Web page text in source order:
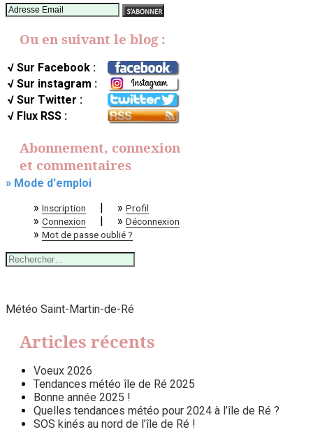
Ou en suivant le blog :
√ Sur Facebook :
√ Sur instagram :
√ Sur Twitter :
√ Flux RSS :
Abonnement, connexion
et commentaires
» Mode d'emploi
» Inscription | » Profil
» Connexion | » Déconnexion
» Mot de passe oublié ?
Rechercher :
Météo Saint-Martin-de-Ré
Articles récents
Voeux 2026
Tendances météo île de Ré 2025
Bonne année 2025 !
Quelles tendances météo pour 2024 à l’île de Ré ?
SOS kinés au nord de l’île de Ré !